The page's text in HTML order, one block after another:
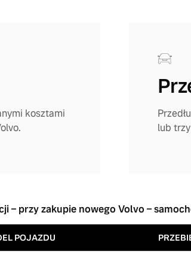
kosztami
lub
– przy zakupie nowego Volvo –
POJAZDU